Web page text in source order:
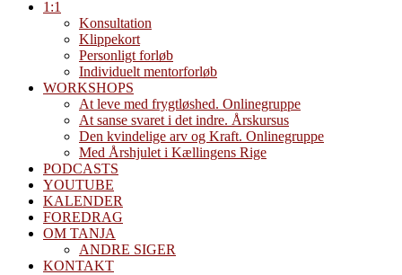
1:1
Konsultation
Klippekort
Personligt forløb
Individuelt mentorforløb
WORKSHOPS
At leve med frygtløshed. Onlinegruppe
At sanse svaret i det indre. Årskursus
Den kvindelige arv og Kraft. Onlinegruppe
Med Årshjulet i Kællingens Rige
PODCASTS
YOUTUBE
KALENDER
FOREDRAG
OM TANJA
ANDRE SIGER
KONTAKT